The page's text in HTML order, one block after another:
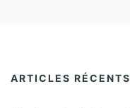
ARTICLES RÉCENTS